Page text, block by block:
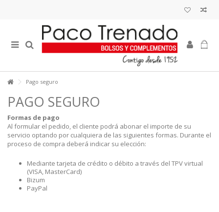
Pago seguro
PAGO SEGURO
Formas de pago
Al formular el pedido, el cliente podrá abonar el importe de su
servicio optando por cualquiera de las siguientes formas. Durante el
proceso de compra deberá indicar su elección:
Mediante tarjeta de crédito o débito a través del TPV virtual
(VISA, MasterCard)
Bizum
PayPal